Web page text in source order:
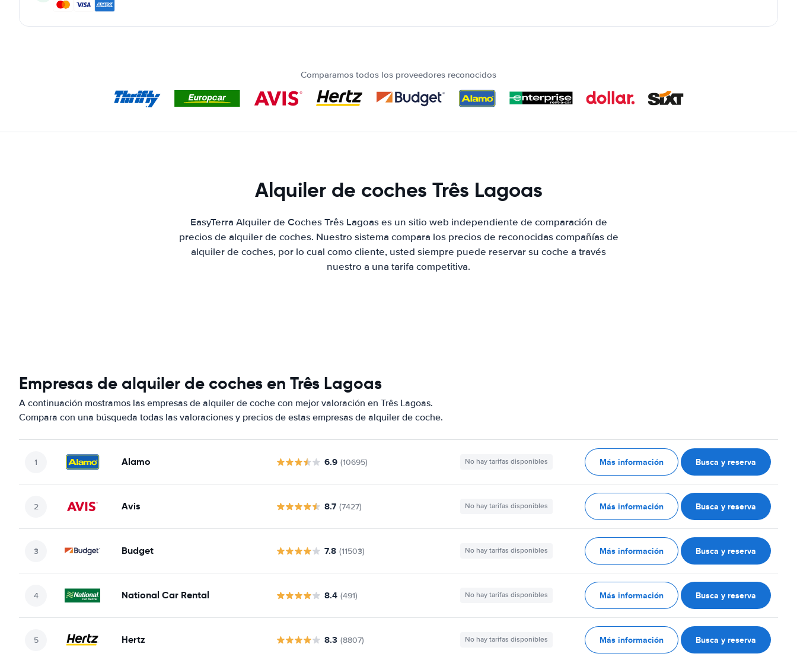
Comparamos todos los proveedores reconocidos
Alquiler de coches Três Lagoas
EasyTerra Alquiler de Coches Três Lagoas es un sitio web independiente de comparación de
precios de alquiler de coches. Nuestro sistema compara los precios de reconocidas compañías de
alquiler de coches, por lo cual como cliente, usted siempre puede reservar su coche a través
nuestro a una tarifa competitiva.
Empresas de alquiler de coches en Três Lagoas
A continuación mostramos las empresas de alquiler de coche con mejor valoración en Três Lagoas.
Compara con una búsqueda todas las valoraciones y precios de estas empresas de alquiler de coche.
Alamo 6.9 (10695) No hay tarifas disponibles Más información Busca y reserva
Avis 8.7 (7427) No hay tarifas disponibles Más información Busca y reserva
Budget 7.8 (11503) No hay tarifas disponibles Más información Busca y reserva
National Car Rental 8.4 (491) No hay tarifas disponibles Más información Busca y reserva
Hertz 8.3 (8807) No hay tarifas disponibles Más información Busca y reserva